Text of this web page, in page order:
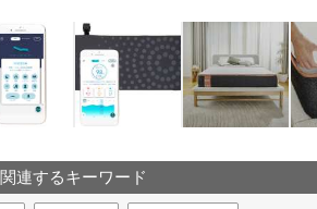
関連するキーワード